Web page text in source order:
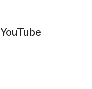
YouTube